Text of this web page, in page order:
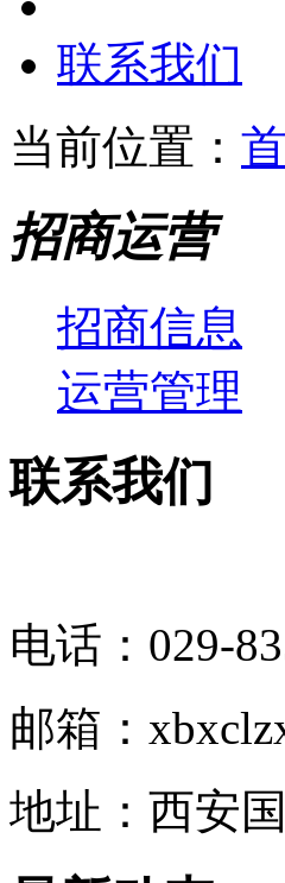
联系我们
当前位置：
招商运营
招商信息
运营管理
联系我们
电话：029-
邮箱：
地址：西安